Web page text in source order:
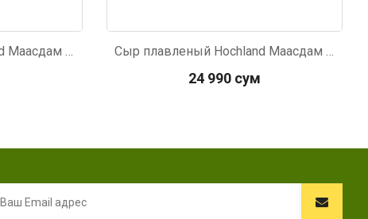
Сыр плавленый Hochland Маасдам 150г Сыр плавленый Hochland Маасдам 150г
24 990 сум